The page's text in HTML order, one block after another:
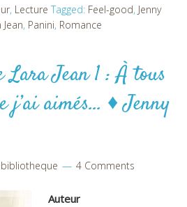
, Lecture Tagged: Feel-good, Jenny
, Panini, Romance
Lara Jean 1 : À tous
j’ai aimés… ♦ Jenny
4 Comments
Auteur